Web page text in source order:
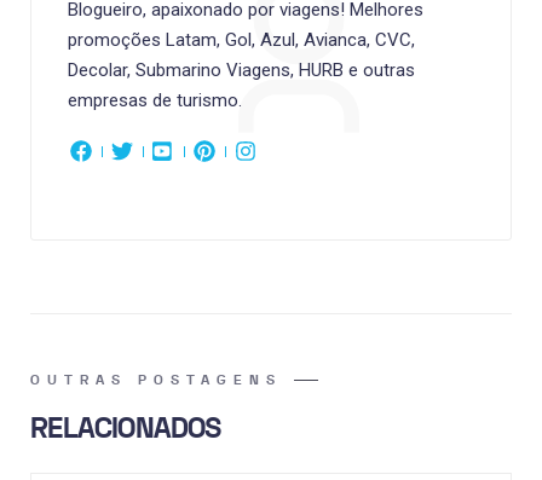
Blogueiro, apaixonado por viagens! Melhores
promoções Latam, Gol, Azul, Avianca, CVC,
Decolar, Submarino Viagens, HURB e outras
empresas de turismo.
OUTRAS POSTAGENS
RELACIONADOS